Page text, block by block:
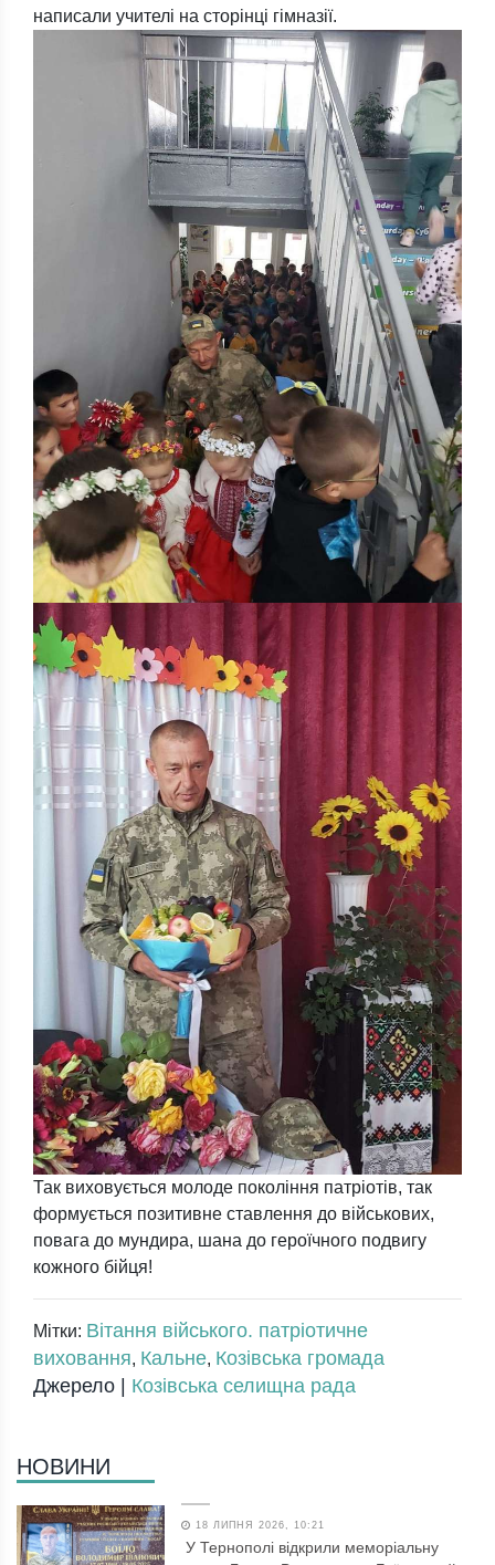
написали учителі на сторінці гімназії.
Так виховується молоде покоління патріотів, так
формується позитивне ставлення до військових,
повага до мундира, шана до героїчного подвигу
кожного бійця!
Мітки: Вітання війського. патріотичне
виховання, Кальне, Козівська громада
Джерело | Козівська селищна рада
НОВИНИ
18 ЛИПНЯ 2026, 10:21
У Тернополі відкрили меморіальну